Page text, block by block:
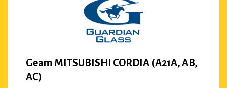
Geam MITSUBISHI CORDIA (A21A, AB,
AC)